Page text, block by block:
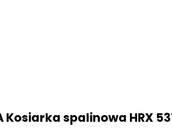
spalinowa HRX